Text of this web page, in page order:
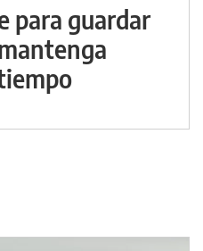
para guardar